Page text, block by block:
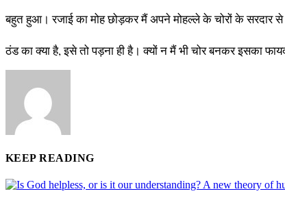
बहुत हुआ। रजाई का मोह छोड़कर मैं अपने मोहल्ले के चोरों के सरदार
ठंड का क्या है, इसे तो पड़ना ही है। क्यों न मैं भी चोर बनकर इसका
KEEP READING